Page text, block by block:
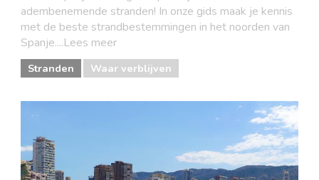
adembenemende stranden! In onze gids maak je kennis
met de beste strandbestemmingen in het noorden van
Spanje....Lees meer
Stranden Waar verblijven